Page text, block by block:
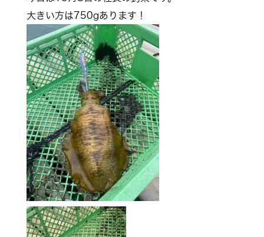
大きい方は750gあります！